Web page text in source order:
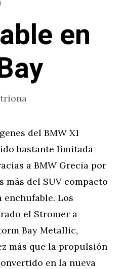
en
del BMW X1
bastante limitada
a BMW Grecia por
más del SUV compacto
Los
el Stromer a
Bay Metallic,
más que la propulsión
en la nueva